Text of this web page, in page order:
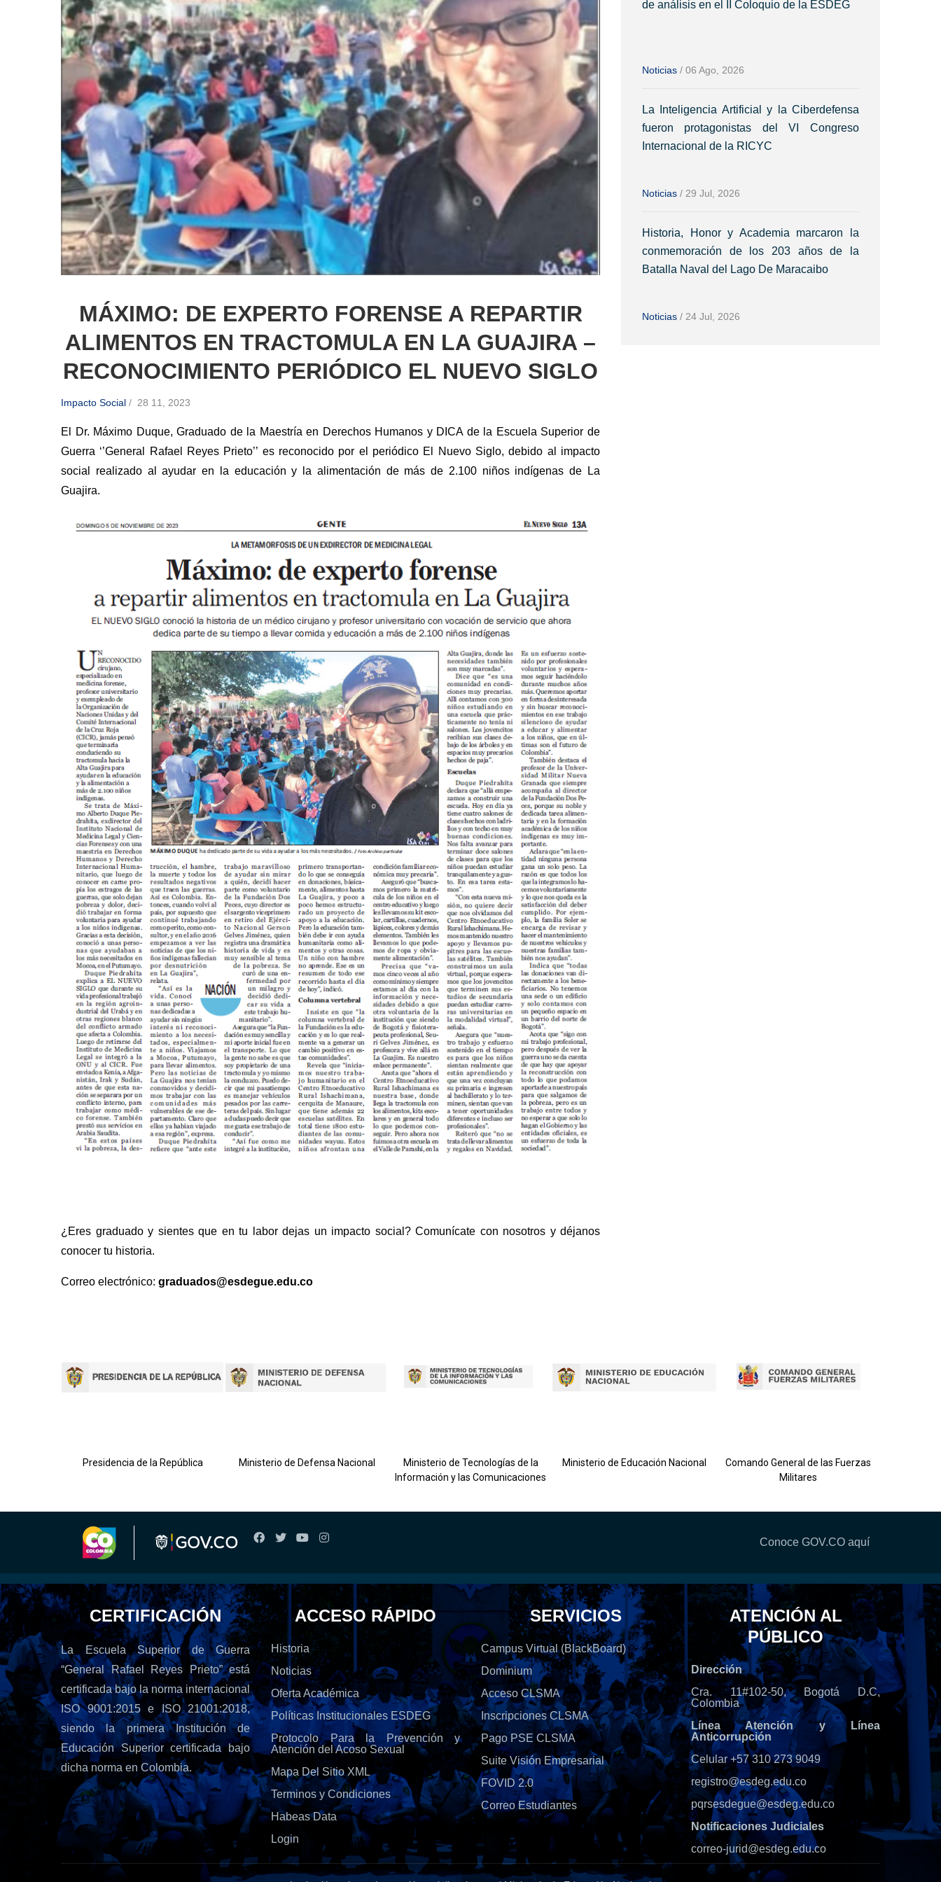
MÁXIMO: DE EXPERTO FORENSE A REPARTIR
ALIMENTOS EN TRACTOMULA EN LA GUAJIRA –
RECONOCIMIENTO PERIÓDICO EL NUEVO SIGLO
Impacto Social / 28 11, 2023
El Dr. Máximo Duque, Graduado de la Maestría en Derechos Humanos y DICA de la Escuela Superior de
Guerra ‘’General Rafael Reyes Prieto’’ es reconocido por el periódico El Nuevo Siglo, debido al impacto
social realizado al ayudar en la educación y la alimentación de más de 2.100 niños indígenas de La
Guajira.
¿Eres graduado y sientes que en tu labor dejas un impacto social? Comunícate con nosotros y déjanos
conocer tu historia.
Correo electrónico: graduados@esdegue.edu.co
de análisis en el II Coloquio de la ESDEG
Noticias / 06 Ago, 2026
La Inteligencia Artificial y la Ciberdefensa
fueron protagonistas del VI Congreso
Internacional de la RICYC
Noticias / 29 Jul, 2026
Historia, Honor y Academia marcaron la
conmemoración de los 203 años de la
Batalla Naval del Lago De Maracaibo
Noticias / 24 Jul, 2026
Presidencia de la República
Ministerio de Defensa Nacional
Ministerio de Tecnologías de la
Información y las Comunicaciones
Ministerio de Educación Nacional
Comando General de las Fuerzas
Militares
Conoce GOV.CO aquí
CERTIFICACIÓN
La Escuela Superior de Guerra
“General Rafael Reyes Prieto” está
certificada bajo la norma internacional
ISO 9001:2015 e ISO 21001:2018,
siendo la primera Institución de
Educación Superior certificada bajo
dicha norma en Colombia.
ACCESO RÁPIDO
Historia
Noticias
Oferta Académica
Políticas Institucionales ESDEG
Protocolo Para la Prevención y
Atención del Acoso Sexual
Mapa Del Sitio XML
Terminos y Condiciones
Habeas Data
Login
SERVICIOS
Campus Virtual (BlackBoard)
Dominium
Acceso CLSMA
Inscripciones CLSMA
Pago PSE CLSMA
Suite Visión Empresarial
FOVID 2.0
Correo Estudiantes
ATENCIÓN AL
PÚBLICO
Dirección
Cra. 11#102-50, Bogotá D.C,
Colombia
Línea Atención y Línea
Anticorrupción
Celular +57 310 273 9049
registro@esdeg.edu.co
pqrsesdegue@esdeg.edu.co
Notificaciones Judiciales
correo-jurid@esdeg.edu.co